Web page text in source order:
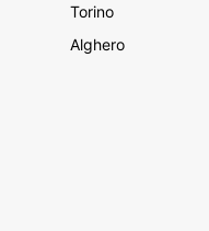
Torino
Alghero